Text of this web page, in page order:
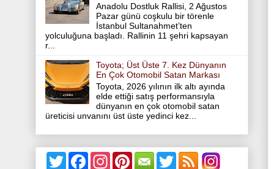
Anadolu Dostluk Rallisi, 2 Ağustos
Pazar günü coşkulu bir törenle
İstanbul Sultanahmet’ten
yolculuğuna başladı. Rallinin 11 şehri kapsayan
r...
Toyota; Üst Üste 7. Kez Dünyanın
En Çok Otomobil Satan Markası
Toyota, 2026 yılının ilk altı ayında
elde ettiği satış performansıyla
dünyanın en çok otomobil satan
üreticisi unvanını üst üste yedinci kez...
T
w
F
P
T